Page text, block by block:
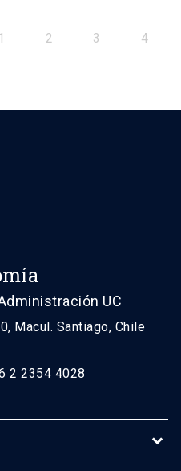
1 2 3 4
UC
Macul. Santiago, Chile
2 2354 4028